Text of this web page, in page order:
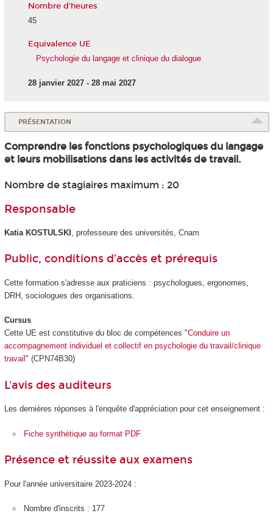
Nombre d'heures
45
Equivalence UE
Psychologie du langage et clinique du dialogue
28 janvier 2027 - 28 mai 2027
PRÉSENTATION
Comprendre les fonctions psychologiques du langage
et leurs mobilisations dans les activités de travail.
Nombre de stagiaires maximum : 20
Responsable
Katia KOSTULSKI , professeure des universités, Cnam
Public, conditions d’accès et prérequis
Cette formation s'adresse aux praticiens : psychologues, ergonomes,
DRH, sociologues des organisations.
Cursus
Cette UE est constitutive du bloc de compétences "Conduire un
accompagnement individuel et collectif en psychologie du travail/clinique
travail " (CPN74B30)
L'avis des auditeurs
Les dernières réponses à l'enquête d'appréciation pour cet enseignement :
Fiche synthétique au format PDF
Présence et réussite aux examens
Pour l'année universitaire 2023-2024 :
Nombre d'inscrits : 177